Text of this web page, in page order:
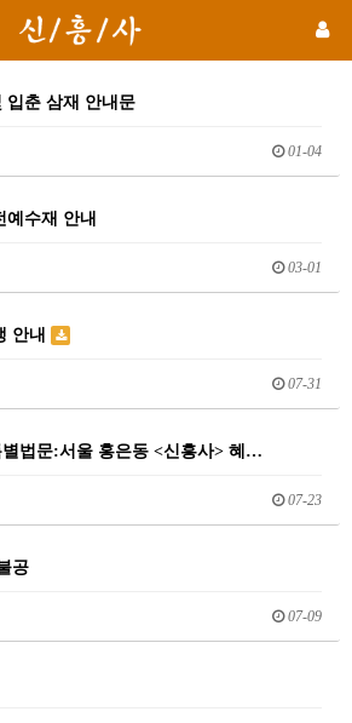
입춘 삼재 안내문
01-04
예수재 안내
03-01
안내
07-31
별법문:서울 홍은동 <신흥사> 혜…
07-23
공
07-09